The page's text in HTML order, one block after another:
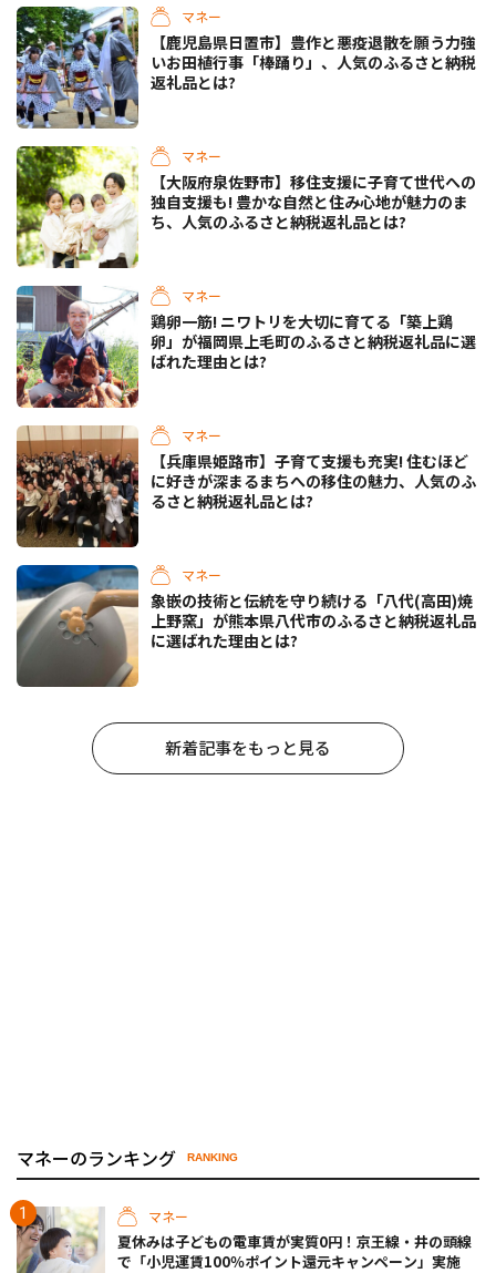
マネー
【鹿児島県日置市】豊作と悪疫退散を願う力強
いお田植行事「棒踊り」、人気のふるさと納税
返礼品とは?
マネー
【大阪府泉佐野市】移住支援に子育て世代への
独自支援も! 豊かな自然と住み心地が魅力のま
ち、人気のふるさと納税返礼品とは?
マネー
鶏卵一筋! ニワトリを大切に育てる「築上鶏
卵」が福岡県上毛町のふるさと納税返礼品に選
ばれた理由とは?
マネー
【兵庫県姫路市】子育て支援も充実! 住むほど
に好きが深まるまちへの移住の魅力、人気のふ
るさと納税返礼品とは?
マネー
象嵌の技術と伝統を守り続ける「八代(高田)焼
上野窯」が熊本県八代市のふるさと納税返礼品
に選ばれた理由とは?
新着記事をもっと見る
マネーのランキング RANKING
マネー
夏休みは子どもの電車賃が実質0円！京王線・井の頭線
で「小児運賃100％ポイント還元キャンペーン」実施